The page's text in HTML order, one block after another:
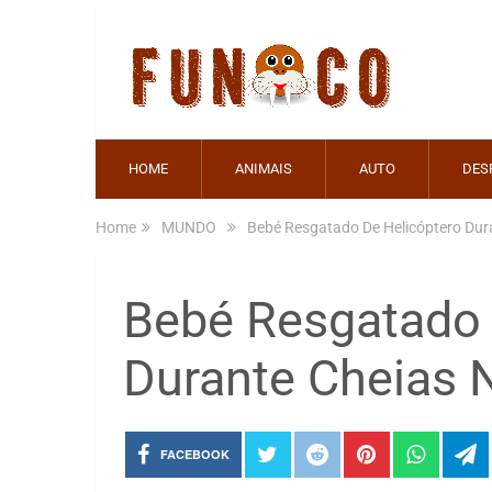
HOME ANIMAIS AUTO
Home MUNDO Bebé Resgatado De Helicóptero
Bebé
Durante Cheias
FACEBOOK